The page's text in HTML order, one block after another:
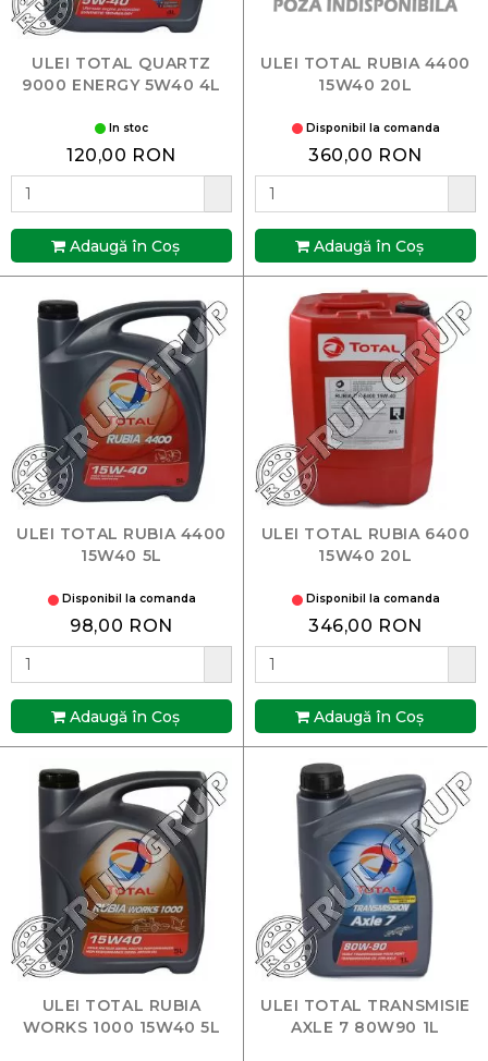
ULEI TOTAL QUARTZ
9000 ENERGY 5W40 4L
In stoc
120,00 RON
Adaugă în Coş
ULEI TOTAL RUBIA 4400
15W40 20L
Disponibil la comanda
360,00 RON
Adaugă în Coş
ULEI TOTAL RUBIA 4400
15W40 5L
Disponibil la comanda
98,00 RON
Adaugă în Coş
ULEI TOTAL RUBIA 6400
15W40 20L
Disponibil la comanda
346,00 RON
Adaugă în Coş
ULEI TOTAL RUBIA
WORKS 1000 15W40 5L
ULEI TOTAL TRANSMISIE
AXLE 7 80W90 1L